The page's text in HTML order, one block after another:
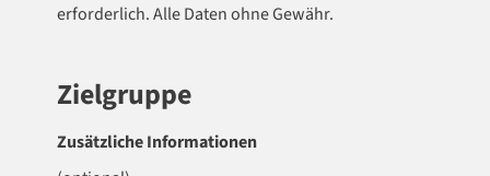
erforderlich. Alle Daten ohne Gewähr.
Zielgruppe
Zusätzliche Informationen